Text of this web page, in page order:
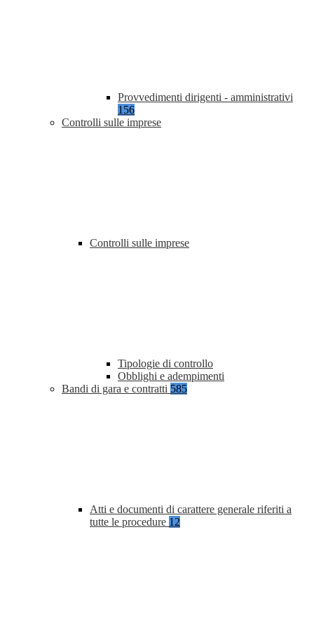
Provvedimenti dirigenti - amministrativi
156
Controlli sulle imprese
Controlli sulle imprese
Tipologie di controllo
Obblighi e adempimenti
Bandi di gara e contratti 585
Atti e documenti di carattere generale riferiti a
tutte le procedure 12